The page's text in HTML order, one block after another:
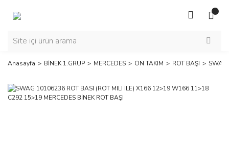
Anasayfa BİNEK 1.GRUP MERCEDES ÖN TAKIM ROT BAŞI SWAG